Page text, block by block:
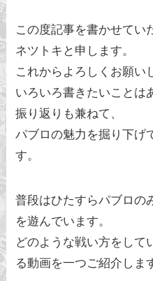
この度記事を書かせてい
ネツトキと申します。
これからよろしくお願い
いろいろ書きたいことは
振り返りも兼ねて、
パブロの魅力を掘り下げ
す。
普段はひたすらパブロの
を遊んでいます。
どのような戦い方をして
る動画を一つご紹介しま